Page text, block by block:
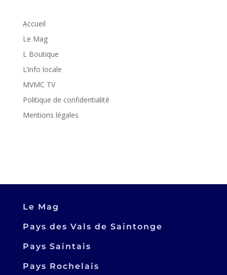
Accueil
Le Mag
L Boutique
L’info locale
MVMC TV
Politique de confidentialité
Mentions légales
Le Mag
Pays des Vals de Saintonge
Pays Saintais
Pays Rochelais